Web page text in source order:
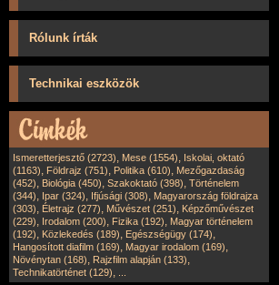
Rólunk írták
Technikai eszközök
Ismeretterjesztő (2723), Mese (1554), Iskolai, oktató
(1163), Földrajz (751), Politika (610), Mezőgazdaság
(452), Biológia (450), Szakoktató (398), Történelem
(344), Ipar (324), Ifjúsági (308), Magyarország földrajza
(303), Életrajz (277), Művészet (251), Képzőművészet
(229), Irodalom (200), Fizika (192), Magyar történelem
(192), Közlekedés (189), Egészségügy (174),
Hangosított diafilm (169), Magyar irodalom (169),
Növénytan (168), Rajzfilm alapján (133),
Technikatörténet (129),